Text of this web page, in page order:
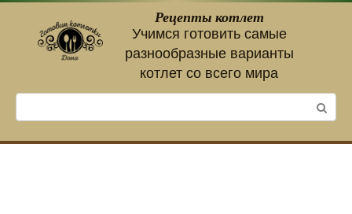
контенту
Рецепты котлет
Учимся готовить самые
разнообразные варианты
котлет со всего мира